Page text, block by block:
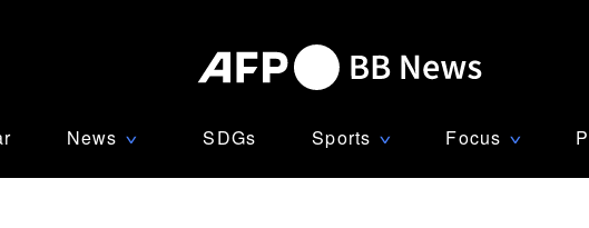
News ∨ SDGs Sports ∨ Focus ∨